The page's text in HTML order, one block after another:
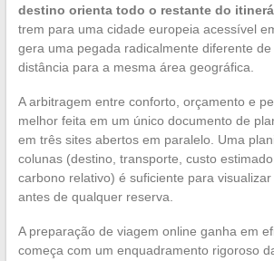
destino orienta todo o restante do
trem para uma cidade europeia acessível
gera uma pegada radicalmente diferente
distância para a mesma área geográfica.
A arbitragem entre conforto, orçamento e
melhor feita em um único documento de
em três sites abertos em paralelo. Uma
colunas (destino, transporte, custo
carbono relativo) é suficiente para
antes de qualquer reserva.
A preparação de viagem online ganha em
começa com um enquadramento rigoroso